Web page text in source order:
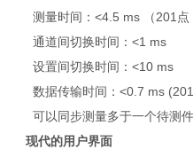
测量时间：<4.5 ms （201 点
通道间切换时间：<1 ms
设置间切换时间：<10 ms
数据传输时间：<0.7 ms (201
可以同步测量多于一个待测件
现代的用户界面